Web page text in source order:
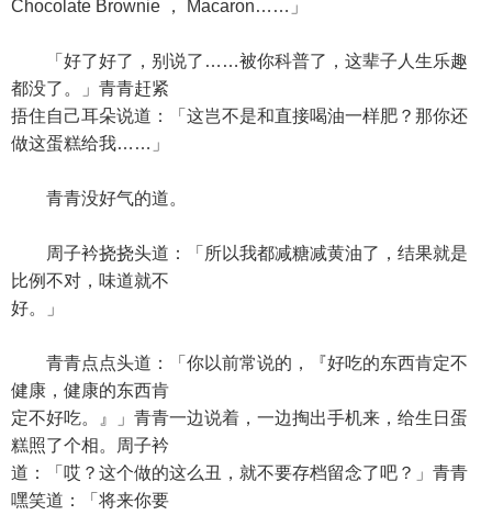
Chocolate Brownie ， Macaron……」
「好了好了，别说了……被你科普了，这辈子人生乐趣
都没了。」青青赶紧
捂住自己耳朵说道：「这岂不是和直接喝油一样肥？那你还
做这蛋糕给我……」
青青没好气的道。
周子衿挠挠头道：「所以我都减糖减黄油了，结果就是
比例不对，味道就不
好。」
青青点点头道：「你以前常说的，『好吃的东西肯定不
健康，健康的东西肯
定不好吃。』」青青一边说着，一边掏出手机来，给生日蛋
糕照了个相。周子衿
道：「哎？这个做的这么丑，就不要存档留念了吧？」青青
嘿笑道：「将来你要